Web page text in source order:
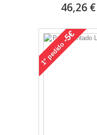
46,26 €
1°
pedido
-5€